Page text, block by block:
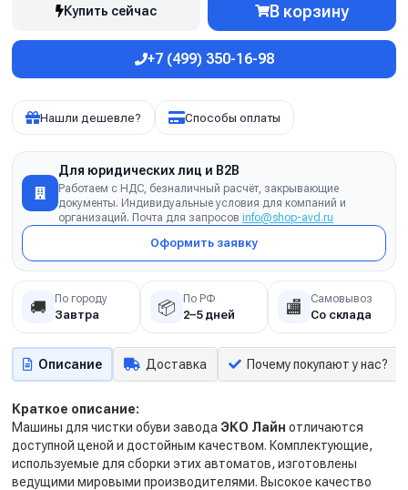
Купить сейчас В корзину
+7 (499) 350-16-98
Нашли дешевле? Способы оплаты
Для юридических лиц и B2B
Работаем с НДС, безналичный расчёт, закрывающие
документы. Индивидуальные условия для компаний и
организаций. Почта для запросов info@shop-avd.ru
Оформить заявку
🚚 По городу
Завтра 📦 По РФ
2–5 дней 🏬 Самовывоз
Со склада
Описание Доставка Почему покупают у нас?
Краткое описание:
Машины для чистки обуви завода ЭКО Лайн отличаются
доступной ценой и достойным качеством. Комплектующие,
используемые для сборки этих автоматов, изготовлены
ведущими мировыми производителями. Высокое качество